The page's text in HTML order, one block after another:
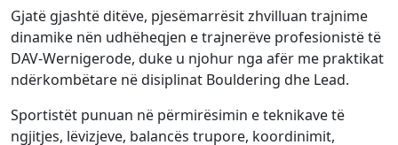
Gjatë gjashtë ditëve, pjesëmarrësit zhvilluan trajnime
dinamike nën udhëheqjen e trajnerëve profesionistë të
DAV-Wernigerode, duke u njohur nga afër me praktikat
ndërkombëtare në disiplinat Bouldering dhe Lead.
Sportistët punuan në përmirësimin e teknikave të
ngjitjes, lëvizjeve, balancës trupore, koordinimit,